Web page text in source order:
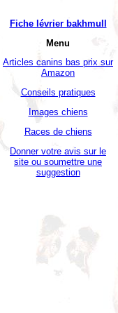
Fiche lévrier bakhmull
Menu
Articles canins bas prix sur
Amazon
Conseils pratiques
Images chiens
Races de chiens
Donner votre avis sur le
site ou soumettre une
suggestion